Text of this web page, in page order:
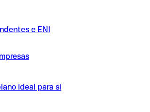
e ENI
ideal para si